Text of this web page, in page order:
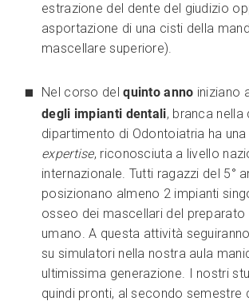
estrazione del dente del giudizio
asportazione di una cisti della
mascellare superiore).
Nel corso delquinto anno iniziano
degli impianti dentali, branca nella
dipartimento di Odontoiatria ha
expertise, riconosciuta a livello
internazionale. Tutti ragazzi del 5°
posizionano almeno 2 impianti
osseo dei mascellari del
umano. A questa attività
su simulatori nella nostra aula
ultimissima generazione. I nostri
quindi pronti, al secondo semestre